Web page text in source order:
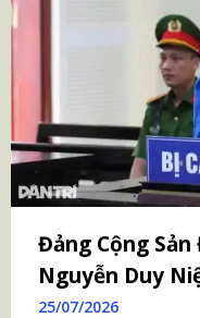
Đảng Cộng
Nguyễn Duy
25/07/2026